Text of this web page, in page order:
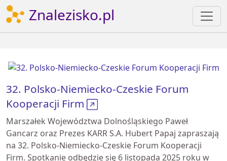
Znalezisko.pl
32. Polsko-Niemiecko-Czeskie Forum
Kooperacji Firm
Marszałek Województwa Dolnośląskiego Paweł
Gancarz oraz Prezes KARR S.A. Hubert Papaj zapraszają
na 32. Polsko-Niemiecko-Czeskie Forum Kooperacji
Firm. Spotkanie odbędzie się 6 listopada 2025 roku w